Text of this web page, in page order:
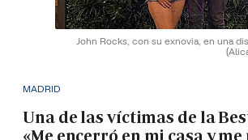
John Rocks, con su exnovia, en una
MADRID
Una de las víctimas de la
«Me encerró en mi casa y